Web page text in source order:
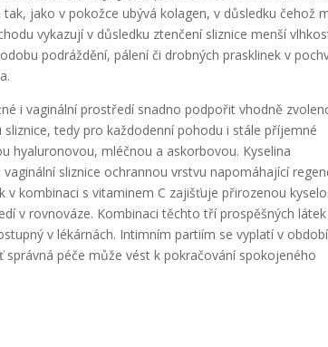
jako v pokožce ubývá kolagen, v důsledku čehož
vykazují v důsledku ztenčení sliznice menší
podráždění, pálení či drobných prasklinek v
i vaginální prostředí snadno podpořit vhodně
tedy pro každodenní pohodu i stále příjemné
hyaluronovou, mléčnou a askorbovou. Kyselina
sliznice ochrannou vrstvu napomáhající
v kombinaci s vitaminem C zajišťuje přirozenou
v rovnováze. Kombinaci těchto tří prospěšných látek
v lékárnách. Intimním partiím se vyplatí v období
péče může vést k pokračování spokojeného